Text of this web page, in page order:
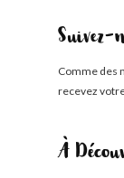
Suivez-
Comme des
recevez
À